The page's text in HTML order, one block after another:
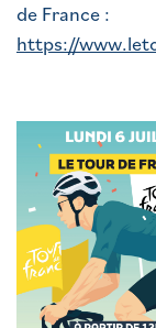
de France :
https://